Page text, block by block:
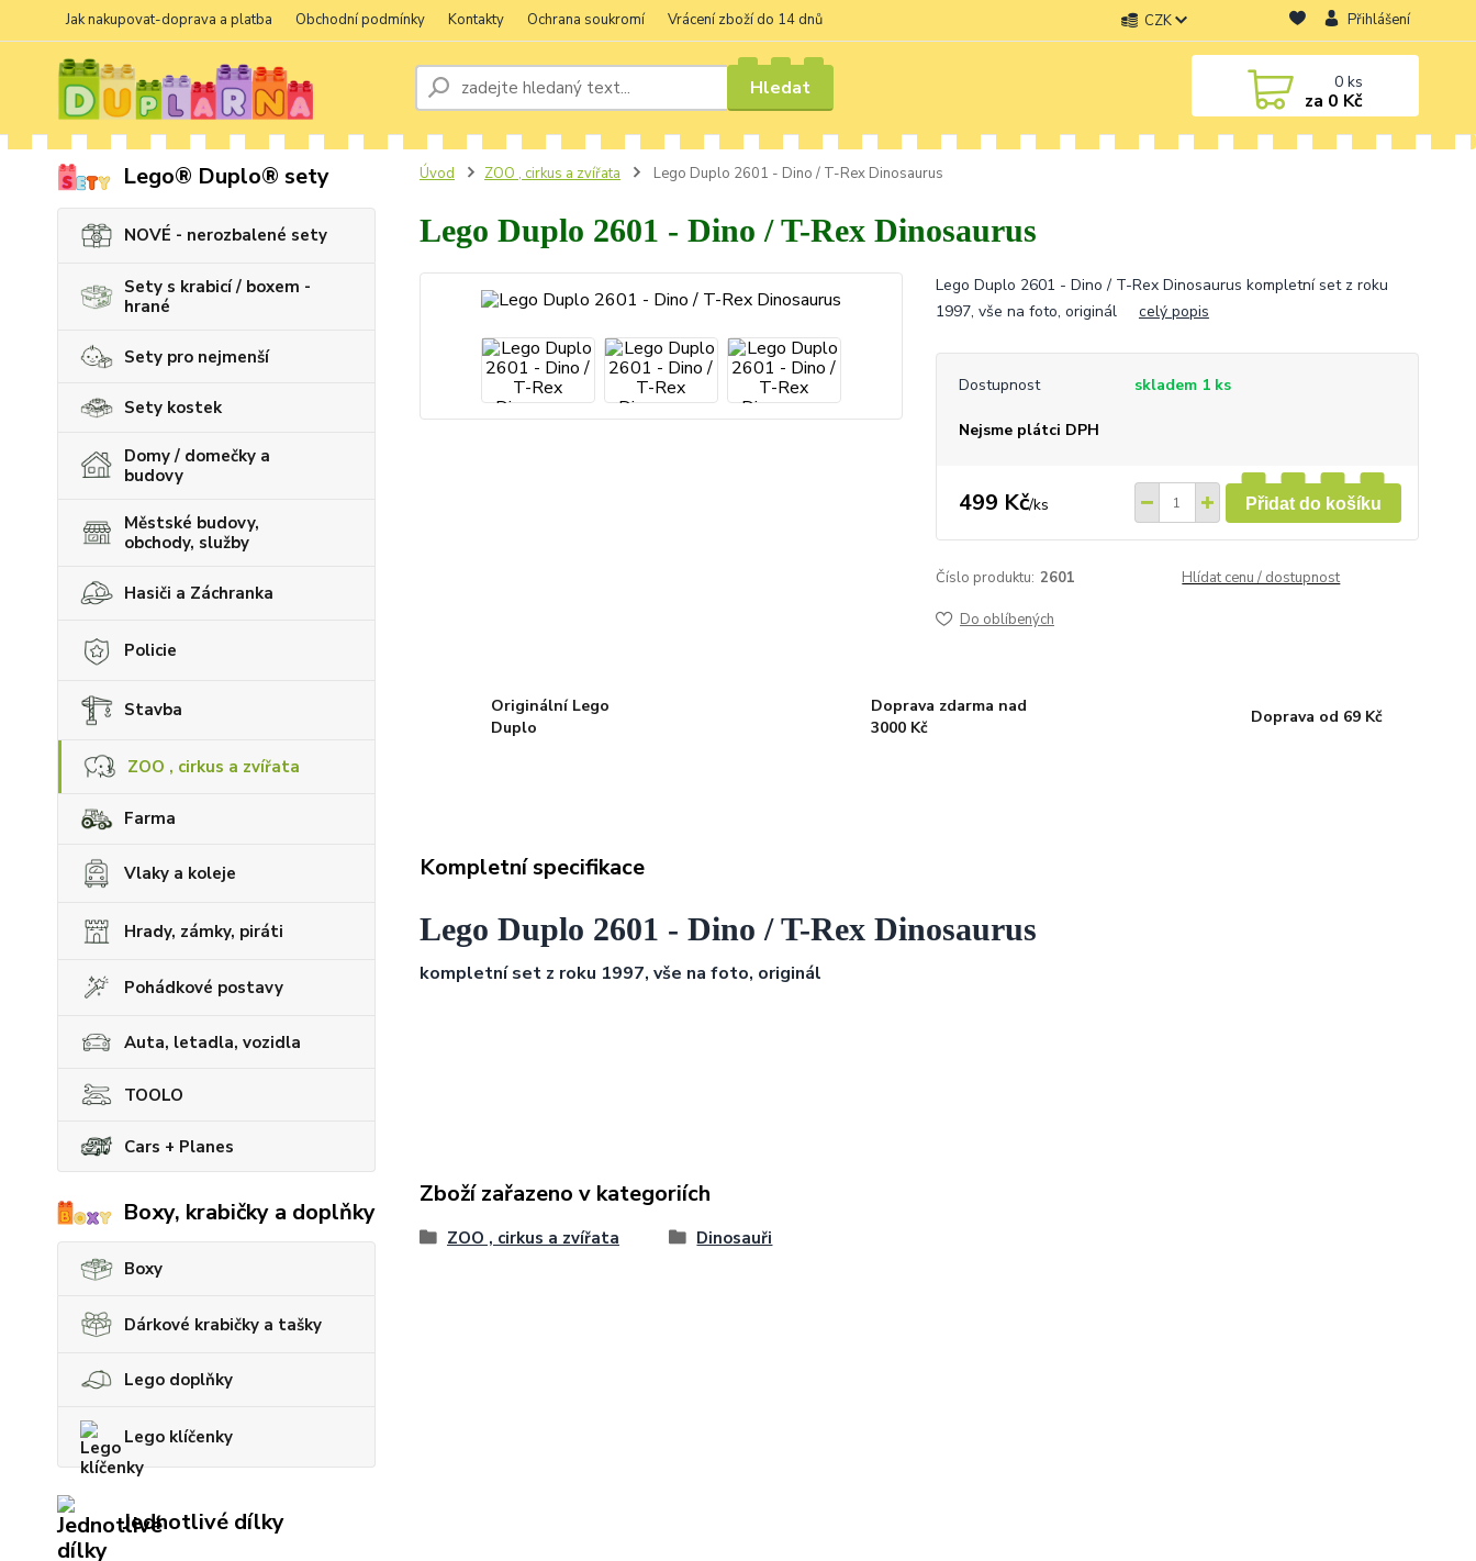
Jak nakupovat-doprava a platba Obchodní podmínky Kontakty Ochrana soukromí Vrácení zboží do 14 dnů CZK Přihlášení
Hledat 0ks
za 0 Kč
Lego® Duplo® sety
NOVÉ - nerozbalené sety
Sety s krabicí / boxem -
hrané
Sety pro nejmenší
Sety kostek
Domy / domečky a
budovy
Městské budovy,
obchody, služby
Hasiči a Záchranka
Policie
Stavba
ZOO , cirkus a zvířata
Farma
Vlaky a koleje
Hrady, zámky, piráti
Pohádkové postavy
Auta, letadla, vozidla
TOOLO
Cars + Planes
Boxy, krabičky a doplňky
Boxy
Dárkové krabičky a tašky
Lego doplňky
Lego klíčenky
Jednotlivé dílky
Úvod ZOO , cirkus a zvířata Lego Duplo 2601 - Dino / T-Rex Dinosaurus
Lego Duplo 2601 - Dino / T-Rex Dinosaurus
Lego Duplo 2601 - Dino / T-Rex Dinosaurus kompletní set z roku
1997, vše na foto, originál celý popis
Dostupnost skladem 1 ks
Nejsme plátci DPH
499 Kč/ks Přidat do košíku
Číslo produktu: 2601 Hlídat cenu / dostupnost
Do oblíbených
Originální Lego
Duplo
Doprava zdarma nad
3000 Kč
Doprava od 69 Kč
Kompletní specifikace
Lego Duplo 2601 - Dino / T-Rex Dinosaurus
kompletní set z roku 1997, vše na foto, originál
Zboží zařazeno v kategoriích
ZOO , cirkus a zvířata Dinosauři